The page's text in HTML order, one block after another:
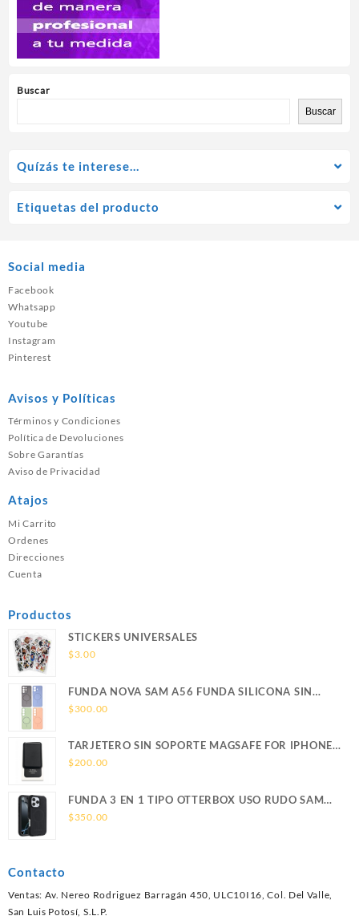
Buscar
Buscar
Quízás te interese…
Etiquetas del producto
Social media
Facebook
Whatsapp
Youtube
Instagram
Pinterest
Avisos y Políticas
Términos y Condiciones
Política de Devoluciones
Sobre Garantías
Aviso de Privacidad
Atajos
Mi Carrito
Ordenes
Direcciones
Cuenta
Productos
STICKERS UNIVERSALES
$3.00
FUNDA NOVA SAM A56 FUNDA SILICONA SIN
SOPORTE MAGNETICO SAMSUNG
$300.00
TARJETERO SIN SOPORTE MAGSAFE FOR IPHONE
LEATHER WALLET MAGSAFE
$200.00
FUNDA 3 EN 1 TIPO OTTERBOX USO RUDO SAM
S26 ULTRA SAMSUNG S26 ULTRA
$350.00
Contacto
Ventas: Av. Nereo Rodriguez Barragán 450, ULC10I16, Col. Del Valle,
San Luis Potosí, S.L.P.